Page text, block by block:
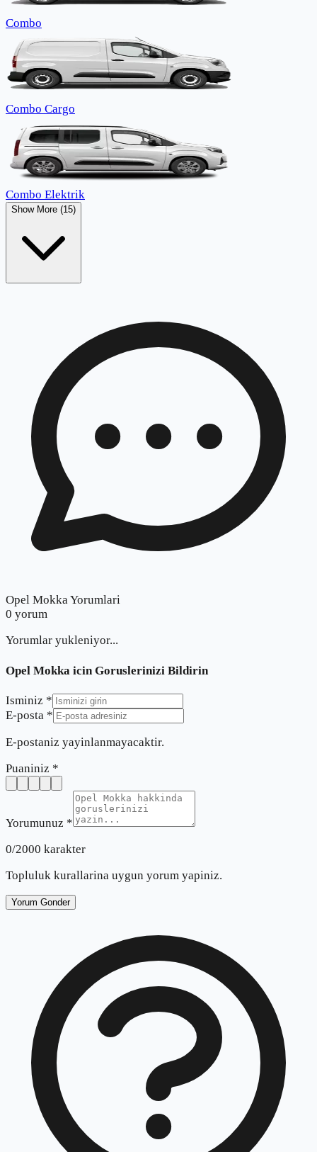
Combo
Combo Cargo
Combo Elektrik
Show More (15)
Opel Mokka Yorumlari
0 yorum
Yorumlar yukleniyor...
Opel Mokka icin Goruslerinizi Bildirin
Isminiz *
E-posta *
E-postaniz yayinlanmayacaktir.
Puaniniz *
Yorumunuz *
0/2000 karakter
Topluluk kurallarina uygun yorum yapiniz.
Yorum Gonder